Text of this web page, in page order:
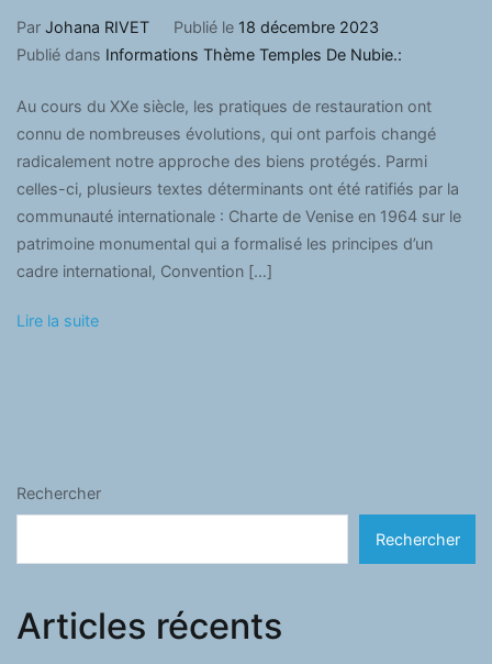
Par Johana RIVET Publié le 18 décembre 2023
Publié dans Informations Thème Temples De Nubie.:
Au cours du XXe siècle, les pratiques de restauration ont
connu de nombreuses évolutions, qui ont parfois changé
radicalement notre approche des biens protégés. Parmi
celles-ci, plusieurs textes déterminants ont été ratifiés par la
communauté internationale : Charte de Venise en 1964 sur le
patrimoine monumental qui a formalisé les principes d’un
cadre international, Convention […]
Lire la suite
Rechercher
Rechercher
Articles récents